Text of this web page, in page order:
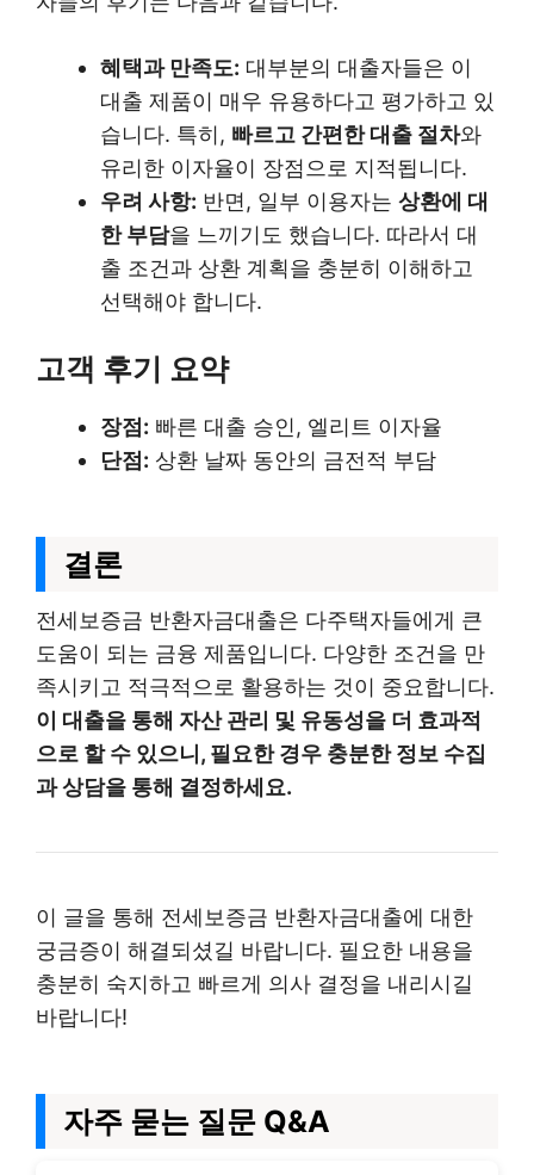
혜택과 만족도: 대부분의 대출자들은 이
대출 제품이 매우 유용하다고 평가하고 있
습니다. 특히, 빠르고 간편한 대출 절차와
유리한 이자율이 장점으로 지적됩니다.
우려 사항: 반면, 일부 이용자는 상환에 대
한 부담을 느끼기도 했습니다. 따라서 대
출 조건과 상환 계획을 충분히 이해하고
선택해야 합니다.
고객 후기 요약
장점: 빠른 대출 승인, 엘리트 이자율
단점: 상환 날짜 동안의 금전적 부담
결론
전세보증금 반환자금대출은 다주택자들에게 큰
도움이 되는 금융 제품입니다. 다양한 조건을 만
족시키고 적극적으로 활용하는 것이 중요합니다.
이 대출을 통해 자산 관리 및 유동성을 더 효과적
으로 할 수 있으니, 필요한 경우 충분한 정보 수집
과 상담을 통해 결정하세요.
이 글을 통해 전세보증금 반환자금대출에 대한
궁금증이 해결되셨길 바랍니다. 필요한 내용을
충분히 숙지하고 빠르게 의사 결정을 내리시길
바랍니다!
자주 묻는 질문 Q&A